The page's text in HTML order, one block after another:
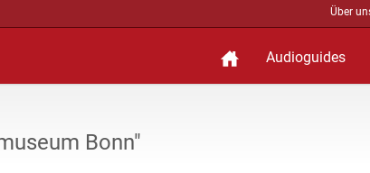
Über
Audioguides
Bonn"